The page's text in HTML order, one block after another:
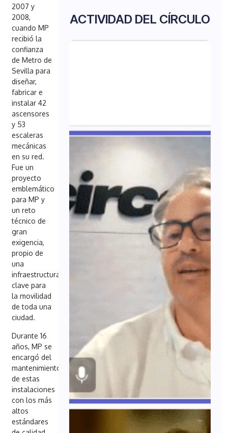
2007 y
2008,
cuando MP
recibió la
confianza
de Metro de
Sevilla para
diseñar,
fabricar e
instalar 42
ascensores
y 53
escaleras
mecánicas
en su red.
Fue un
proyecto
emblemático
para MP y
un reto
técnico de
gran
exigencia,
propio de
una
infraestructura
clave para
la movilidad
de toda una
ciudad.
Durante 16
años, MP se
encargó del
mantenimiento
de estas
instalaciones
con los más
altos
estándares
ACTIVIDAD DEL CÍRCULO